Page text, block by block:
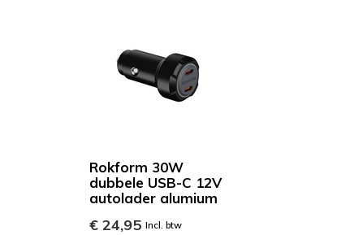
Rokform 30W
dubbele USB-C 12V
autolader alumium
€ 24,95 Incl. btw